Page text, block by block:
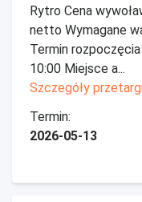
Rytro Cena
netto Wymagane
Termin
10:00 Miejsce a...
Szczegóły
Termin:
2026-05-13